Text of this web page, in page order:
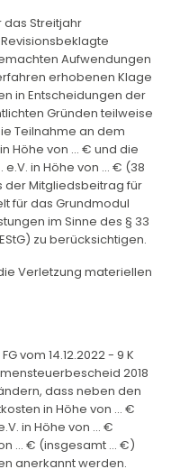
Streitjahr
Aufwendungen
erhobenen Klage
in Entscheidungen der
Gründen teilweise
Teilnahme an dem
Höhe von ... € und die
in Höhe von ... € (38
der Mitgliedsbeitrag für
für das Grundmodul
im Sinne des § 33
zu berücksichtigen.
Verletzung materiellen
vom 14.12.2022 - 9 K
2018
dass neben den
in Höhe von ... €
in Höhe von ... €
... € (insgesamt ... €)
anerkannt werden.